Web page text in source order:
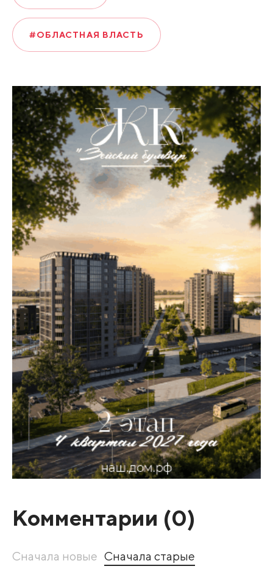
#ОБЛАСТНАЯ ВЛАСТЬ
Комментарии (0)
Сначала новые Сначала старые